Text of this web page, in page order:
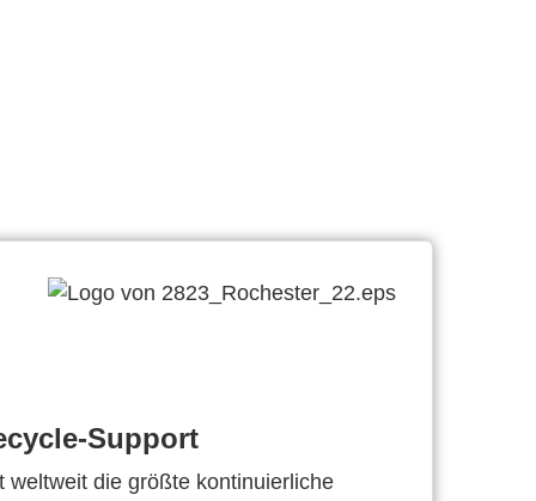
Support
weltweit die größte kontinuierliche